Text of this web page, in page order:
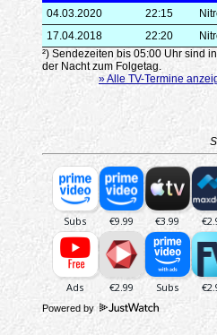
04.03.2020
22:15
17.04.2018
22:20
²) Sendezeiten bis 05:00 Uhr sind in
der Nacht zum Folgetag.
» Alle TV-Termine
Powered by